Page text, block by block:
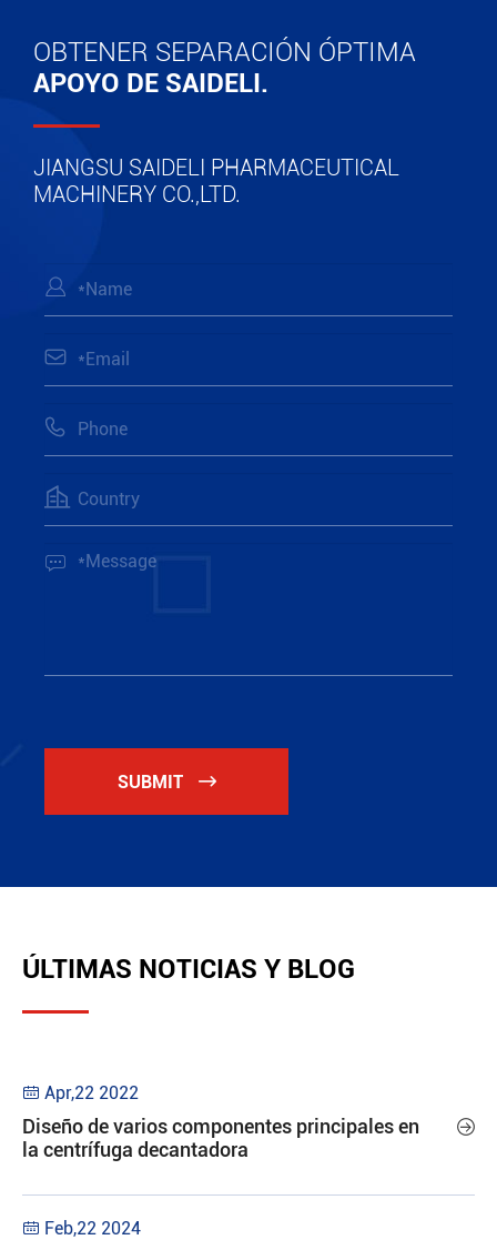
OBTENER SEPARACIÓN ÓPTIMA
APOYO DE SAIDELI.
JIANGSU SAIDELI PHARMACEUTICAL
MACHINERY CO.,LTD.





SUBMIT 
ÚLTIMAS NOTICIAS Y BLOG
 Apr,22 2022
Diseño de varios componentes principales en
la centrífuga decantadora

 Feb,22 2024